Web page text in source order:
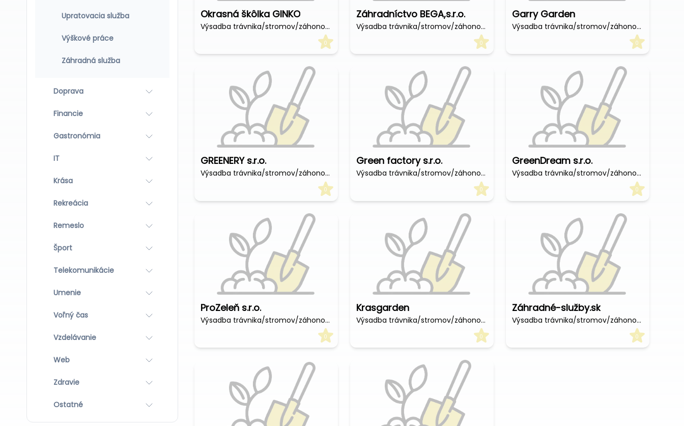
Upratovacia služba
Výškové práce
Záhradná služba
Doprava
Financie
Gastronómia
IT
Krása
Rekreácia
Remeslo
Šport
Telekomunikácie
Umenie
Voľný čas
Vzdelávanie
Web
Zdravie
Ostatné
Okrasná škôlka GINKO
Výsadba trávnika/stromov/záhonov (€/hod)
0
Záhradníctvo BEGA,s.r.o.
Výsadba trávnika/stromov/záhonov (€/hod)
0
Garry Garden
Výsadba trávnika/stromov/záhonov (€/hod)
0
GREENERY s.r.o.
Výsadba trávnika/stromov/záhonov (€/hod)
0
Green factory s.r.o.
Výsadba trávnika/stromov/záhonov (€/hod)
0
GreenDream s.r.o.
Výsadba trávnika/stromov/záhonov (€/hod)
0
ProZeleň s.r.o.
Výsadba trávnika/stromov/záhonov (€/hod)
0
Krasgarden
Výsadba trávnika/stromov/záhonov (€/hod)
0
Záhradné-služby.sk
Výsadba trávnika/stromov/záhonov (€/hod)
0